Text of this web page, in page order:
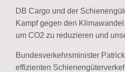
DB Cargo und der
Kampf gegen den
um CO2 zu reduzieren und
Bundesverkehrsminister
effizienten